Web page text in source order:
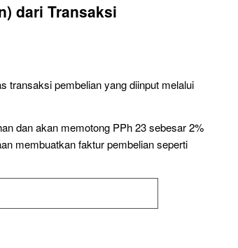
dari Transaksi
transaksi pembelian yang diinput melalui
dan akan memotong PPh 23 sebesar 2%
membuatkan faktur pembelian seperti